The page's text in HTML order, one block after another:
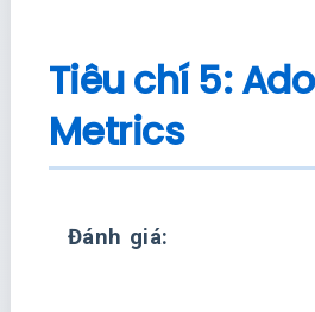
Tiêu chí 5:
Metrics
Đánh giá: